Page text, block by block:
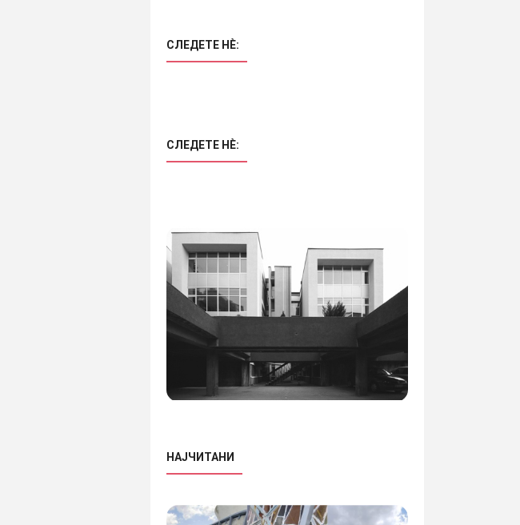
СЛЕДЕТЕ НÈ:
СЛЕДЕТЕ НÈ:
НАЈЧИТАНИ